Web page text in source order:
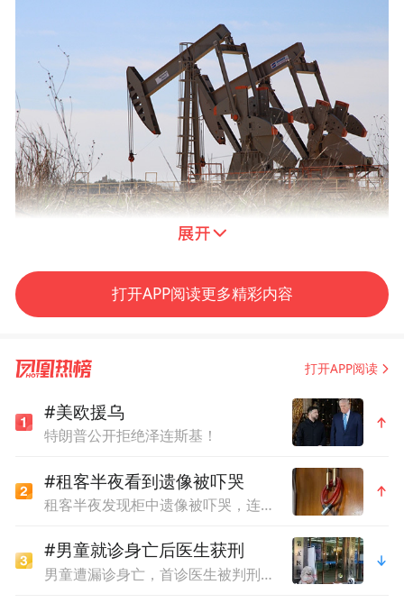
美国和以色列2月28日对伊朗发起袭击，伊朗
害。伊朗随后对美国在海湾地区的军事基地
和以色列发起还击，一些中东国家遭到波
及。随后，伊朗宣布关闭霍尔木兹海峡，并
出”。
通过霍尔木兹海峡运输的原油约占全球石油
运输总量的1/5。航运公司因担心遭遇袭击，
打开APP阅读更多精彩内容
打开APP阅读
#美欧援乌
特朗普公开拒绝泽连斯基！
#租客半夜看到遗像被吓哭
租客半夜发现柜中遗像被吓哭，连夜搬离，平台拒退中介费
#男童就诊身亡后医生获刑
男童遭漏诊身亡，首诊医生被判刑一年，出狱后发帖讲述接诊经过